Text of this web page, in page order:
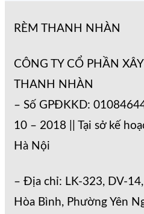
RÈM THANH NHÀN
CÔNG TY CỔ PHẦN
THANH NHÀN
– Số GPĐKKD:
10 – 2018 || Tại sở kế
Hà Nội
– Địa chỉ: LK-323, DV-
Hòa Bình, Phường Yên